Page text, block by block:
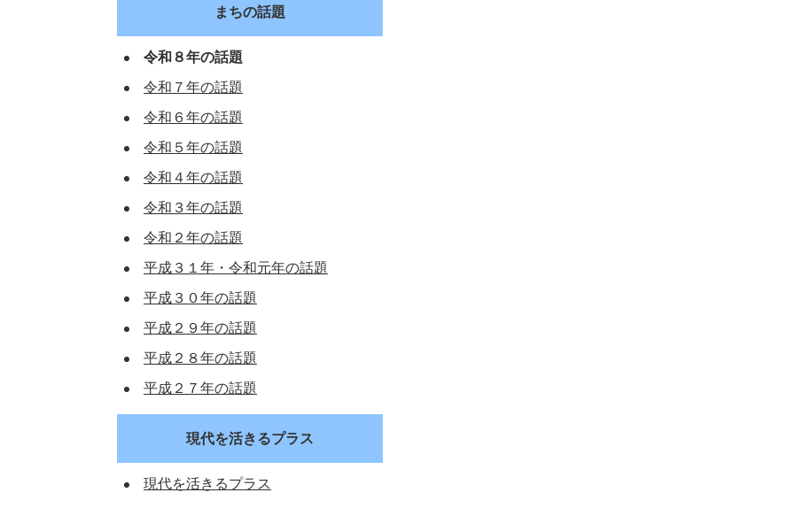
まちの話題
令和８年の話題
令和７年の話題
令和６年の話題
令和５年の話題
令和４年の話題
令和３年の話題
令和２年の話題
平成３１年・令和元年の話題
平成３０年の話題
平成２９年の話題
平成２８年の話題
平成２７年の話題
現代を活きるプラス
現代を活きるプラス